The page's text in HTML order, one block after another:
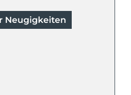
Neugigkeiten